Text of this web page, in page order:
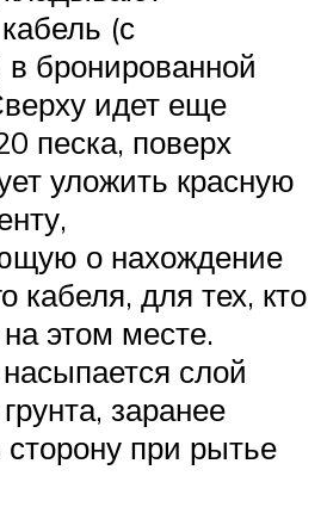
(с
бронированной
идет еще
песка, поверх
уложить красную
о нахождение
кабеля, для тех, кто
на этом месте.
слой
заранее
при рытье